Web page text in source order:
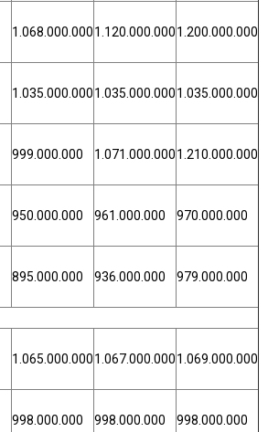
1.068.000.0001.120.000.0001.200.000.000
1.035.000.0001.035.000.0001.035.000.000
999.000.000 1.071.000.0001.210.000.000
950.000.000 961.000.000 970.000.000
895.000.000 936.000.000 979.000.000
1.065.000.0001.067.000.0001.069.000.000
998.000.000 998.000.000 998.000.000